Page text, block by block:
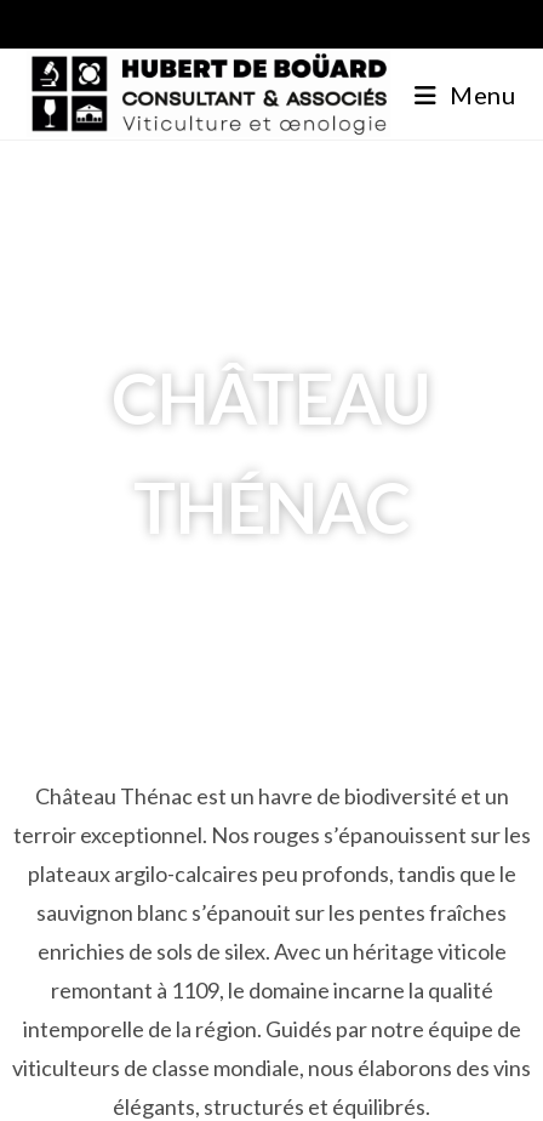
Menu
CHÂTEAU
THÉNAC
Château Thénac est un havre de biodiversité et un
terroir exceptionnel. Nos rouges s’épanouissent sur les
plateaux argilo-calcaires peu profonds, tandis que le
sauvignon blanc s’épanouit sur les pentes fraîches
enrichies de sols de silex. Avec un héritage viticole
remontant à 1109, le domaine incarne la qualité
intemporelle de la région. Guidés par notre équipe de
viticulteurs de classe mondiale, nous élaborons des vins
élégants, structurés et équilibrés.